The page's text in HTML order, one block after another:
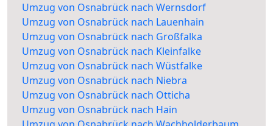
Umzug von Osnabrück nach Wernsdorf
Umzug von Osnabrück nach Lauenhain
Umzug von Osnabrück nach Großfalka
Umzug von Osnabrück nach Kleinfalke
Umzug von Osnabrück nach Wüstfalke
Umzug von Osnabrück nach Niebra
Umzug von Osnabrück nach Otticha
Umzug von Osnabrück nach Hain